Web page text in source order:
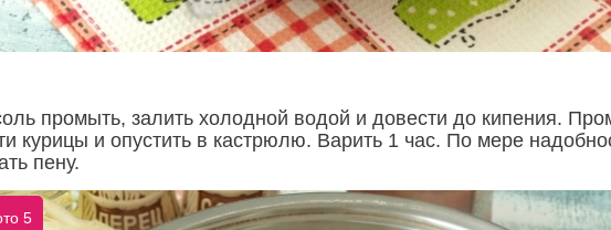
промыть, залить холодной водой и довести до кипения.
курицы и опустить в кастрюлю. Варить 1 час. По мере
пену.
5